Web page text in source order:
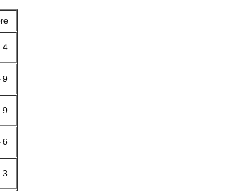
4
9
9
6
3